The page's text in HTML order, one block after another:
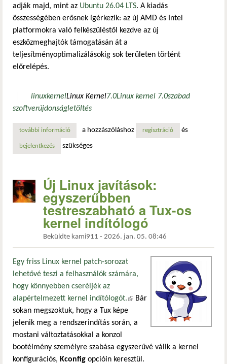
adják majd, mint az Ubuntu 26.04 LTS. A kiadás
összességében erősnek ígérkezik: az új AMD és Intel
platformokra való felkészüléstől kezdve az új
eszközmeghajtók támogatásán át a
teljesítményoptimalizálásokig sok területen történt
előrelépés.
linuxkernelLinux Kernel7.0Linux kernel 7.0szabad
szoftverújdonságletöltés
további információitt az ideje rendszert váltani, megérkezett a linux kernel
a hozzászóláshoz regisztráció és
bejelentkezés szükséges
Új Linux javítások:
egyszerűbben
testreszabható a Tux-os
kernel indítólogó
Beküldte kami911 - 2026. jan. 05. 08:46
Egy friss Linux kernel patch-sorozat
lehetővé teszi a felhasználók számára,
hogy könnyebben cseréljék az
alapértelmezett kernel indítólogót.(külső hivatkozás)
Bár
sokan megszoktuk, hogy a Tux képe
jelenik meg a rendszerindítás során, a
mostani változtatásokkal a konzol
bootélmény személyre szabása egyszerűvé válik a kernel
konfigurációs, Kconfig opcióin keresztül.